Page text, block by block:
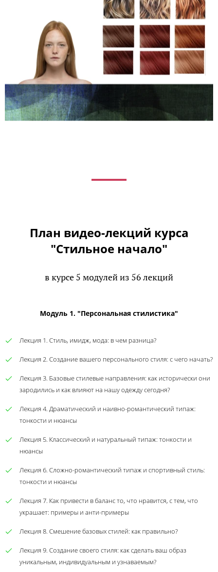
План видео-лекций курса
"Стильное начало"
в курсе 5 модулей из 56 лекций
Модуль 1. "Персональная стилистика"
Лекция 1. Стиль, имидж, мода: в чем разница?
Лекция 2. Создание вашего персонального стиля: с чего начать?
Лекция 3. Базовые стилевые направления: как исторически они
зародились и как влияют на нашу одежду сегодня?
Лекция 4. Драматический и наивно-романтический типаж:
тонкости и нюансы
Лекция 5. Классический и натуральный типаж: тонкости и
нюансы
Лекция 6. Сложно-романтический типаж и спортивный стиль:
тонкости и нюансы
Лекция 7. Как привести в баланс то, что нравится, с тем, что
украшает: примеры и анти-примеры
Лекция 8. Смешение базовых стилей: как правильно?
Лекция 9. Создание своего стиля: как сделать ваш образ
уникальным, индивидуальным и узнаваемым?